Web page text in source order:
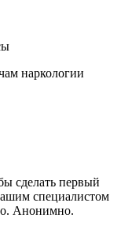
наркологии
сделать первый
специалистом
Анонимно.